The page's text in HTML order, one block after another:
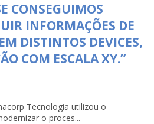
CONSEGUIMOS
INFORMAÇÕES DE
DISTINTOS DEVICES,
COM ESCALA XY.”
Tecnologia utilizou o
o proces...